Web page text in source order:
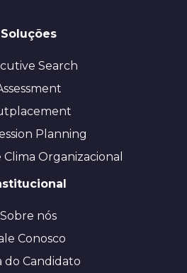
Soluções
Search
Planning
Clima Organizacional
Sobre nós
Conosco
do Candidato